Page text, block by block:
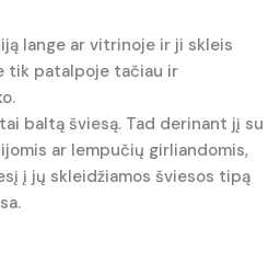
lange ar vitrinoje ir ji skleis
tik patalpoje tačiau ir
baltą šviesą. Tad derinant jį su
ar lempučių girliandomis,
į jų skleidžiamos šviesos tipą